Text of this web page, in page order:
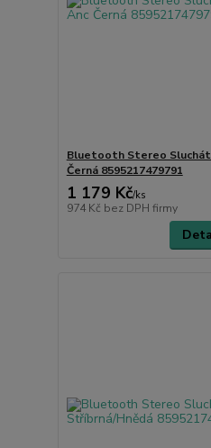
Bluetooth Stereo
Černá 8595217479791
1 179 Kč/ks
974 Kč bez DPH firmy